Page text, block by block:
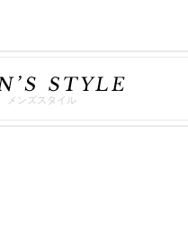
メンズスタイル